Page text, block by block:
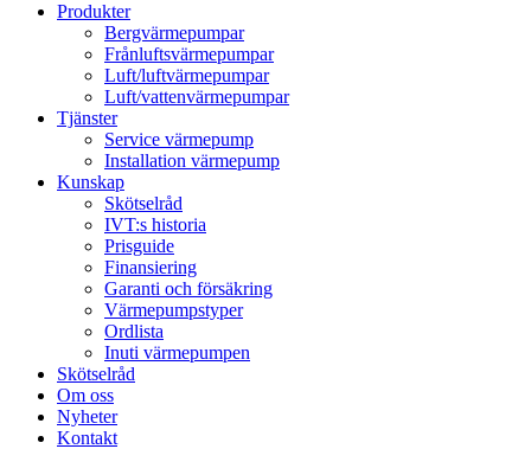
Produkter
Bergvärmepumpar
Frånluftsvärmepumpar
Luft/luftvärmepumpar
Luft/vattenvärmepumpar
Tjänster
Service värmepump
Installation värmepump
Kunskap
Skötselråd
IVT:s historia
Prisguide
Finansiering
Garanti och försäkring
Värmepumpstyper
Ordlista
Inuti värmepumpen
Skötselråd
Om oss
Nyheter
Kontakt